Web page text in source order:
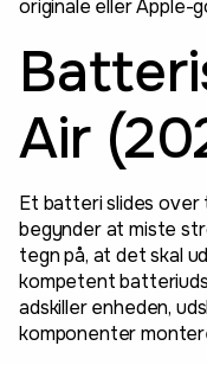
originale eller Apple-
Air
Et batteri slides over
begynder at miste
tegn på, at det skal
kompetent
adskiller enheden,
komponenter